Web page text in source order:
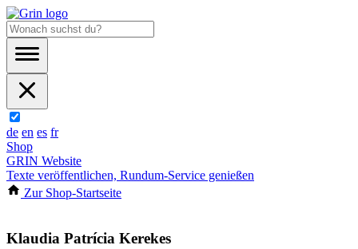
de en es fr
Shop
GRIN Website
Texte veröffentlichen, Rundum-Service genießen
Zur Shop-Startseite
Klaudia Patrícia Kerekes